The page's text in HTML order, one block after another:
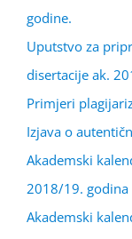
godine.
Uputstvo za
disertacije ak.
Primjeri
Izjava o
Akademski
2018/19. godina
Akademski